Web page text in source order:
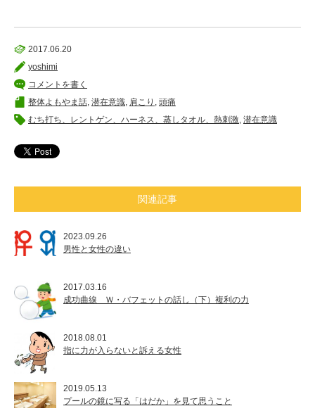
2017.06.20
yoshimi
コメントを書く
整体よもやま話 潜在意識 肩こり
頭痛
むち打ち、レントゲン、ハーネス、蒸しタオル、熱刺激 潜在意識
関連記事
2023.09.26
男性と女性の違い
2017.03.16
成功曲線 Ｗ・バフェットの話し（下）複利の力
2018.08.01
指に力が入らないと訴える女性
2019.05.13
プールの鏡に写る「はだか」を見て思うこと